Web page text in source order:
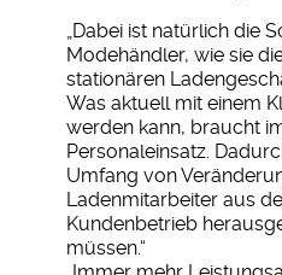
„Dabei ist natürlich die
Modehändler, wie sie
stationären
Was aktuell mit einem
werden kann, braucht
Personaleinsatz.
Umfang von
Ladenmitarbeiter aus
Kundenbetrieb
müssen.“